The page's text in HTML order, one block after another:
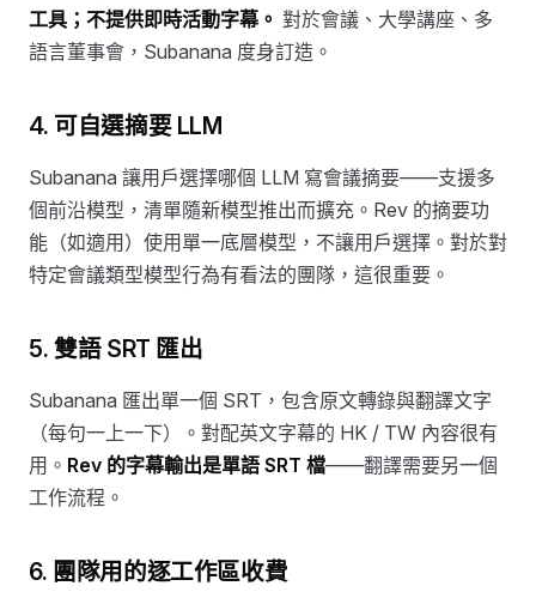
工具；不提供即時活動字幕。 對於會議、大學講座、多
語言董事會，Subanana 度身訂造。
4. 可自選摘要 LLM
Subanana 讓用戶選擇哪個 LLM 寫會議摘要——支援多
個前沿模型，清單隨新模型推出而擴充。Rev 的摘要功
能（如適用）使用單一底層模型，不讓用戶選擇。對於對
特定會議類型模型行為有看法的團隊，這很重要。
5. 雙語 SRT 匯出
Subanana 匯出單一個 SRT，包含原文轉錄與翻譯文字
（每句一上一下）。對配英文字幕的 HK / TW 內容很有
用。 Rev 的字幕輸出是單語 SRT 檔——翻譯需要另一個
工作流程。
6. 團隊用的逐工作區收費